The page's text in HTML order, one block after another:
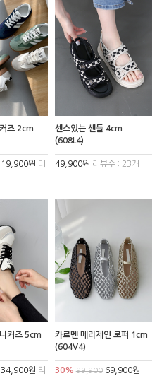
즈 2cm
원 리
센스있는 샌들 4cm
(608L4)
49,900원 리뷰수 : 23개
커즈 5cm
원 리
카르멘 메리제인 로퍼 1cm
(604V4)
30% 99,90069,900원